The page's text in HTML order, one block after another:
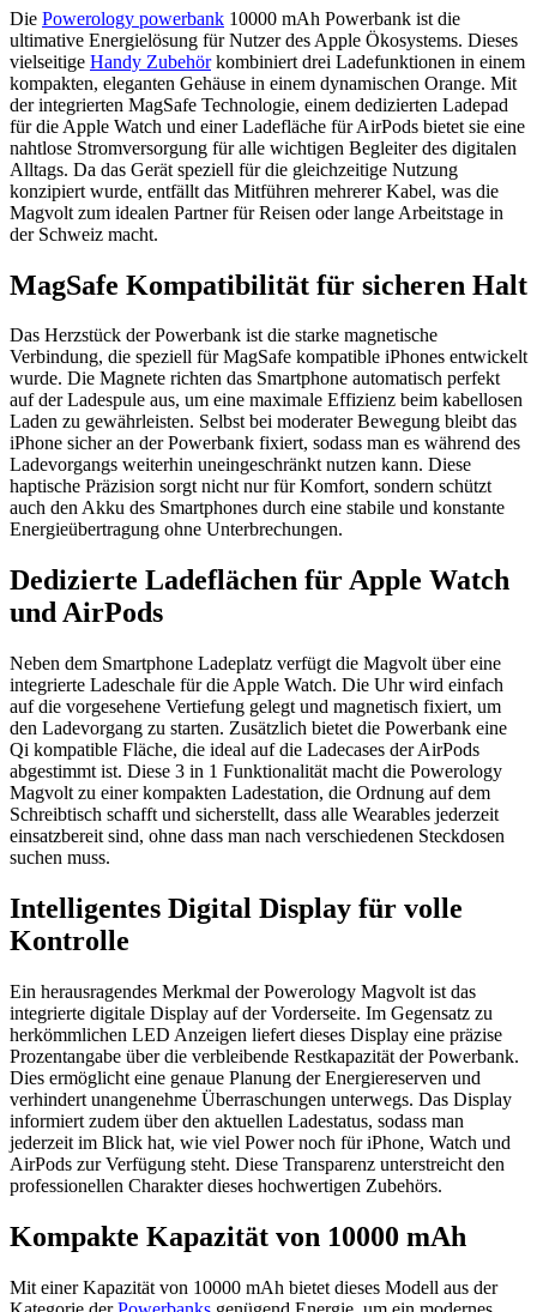
Die Powerology powerbank 10000 mAh Powerbank ist die
ultimative Energielösung für Nutzer des Apple Ökosystems. Dieses
vielseitige Handy Zubehörkombiniert drei Ladefunktionen in einem
kompakten, eleganten Gehäuse in einem dynamischen Orange. Mit
der integrierten MagSafe Technologie, einem dedizierten Ladepad
für die Apple Watch und einer Ladefläche für AirPods bietet sie eine
nahtlose Stromversorgung für alle wichtigen Begleiter des digitalen
Alltags. Da das Gerät speziell für die gleichzeitige Nutzung
konzipiert wurde, entfällt das Mitführen mehrerer Kabel, was die
Magvolt zum idealen Partner für Reisen oder lange Arbeitstage in
der Schweiz macht.
MagSafe Kompatibilität für sicheren Halt
Das Herzstück der Powerbank ist die starke magnetische
Verbindung, die speziell für MagSafe kompatible iPhones entwickelt
wurde. Die Magnete richten das Smartphone automatisch perfekt
auf der Ladespule aus, um eine maximale Effizienz beim kabellosen
Laden zu gewährleisten. Selbst bei moderater Bewegung bleibt das
iPhone sicher an der Powerbank fixiert, sodass man es während des
Ladevorgangs weiterhin uneingeschränkt nutzen kann. Diese
haptische Präzision sorgt nicht nur für Komfort, sondern schützt
auch den Akku des Smartphones durch eine stabile und konstante
Energieübertragung ohne Unterbrechungen.
Dedizierte Ladeflächen für Apple Watch
und AirPods
Neben dem Smartphone Ladeplatz verfügt die Magvolt über eine
integrierte Ladeschale für die Apple Watch. Die Uhr wird einfach
auf die vorgesehene Vertiefung gelegt und magnetisch fixiert, um
den Ladevorgang zu starten. Zusätzlich bietet die Powerbank eine
Qi kompatible Fläche, die ideal auf die Ladecases der AirPods
abgestimmt ist. Diese 3 in 1 Funktionalität macht die Powerology
Magvolt zu einer kompakten Ladestation, die Ordnung auf dem
Schreibtisch schafft und sicherstellt, dass alle Wearables jederzeit
einsatzbereit sind, ohne dass man nach verschiedenen Steckdosen
suchen muss.
Intelligentes Digital Display für volle
Kontrolle
Ein herausragendes Merkmal der Powerology Magvolt ist das
integrierte digitale Display auf der Vorderseite. Im Gegensatz zu
herkömmlichen LED Anzeigen liefert dieses Display eine präzise
Prozentangabe über die verbleibende Restkapazität der Powerbank.
Dies ermöglicht eine genaue Planung der Energiereserven und
verhindert unangenehme Überraschungen unterwegs. Das Display
informiert zudem über den aktuellen Ladestatus, sodass man
jederzeit im Blick hat, wie viel Power noch für iPhone, Watch und
AirPods zur Verfügung steht. Diese Transparenz unterstreicht den
professionellen Charakter dieses hochwertigen Zubehörs.
Kompakte Kapazität von 10000 mAh
Mit einer Kapazität von 10000 mAh bietet dieses Modell aus der